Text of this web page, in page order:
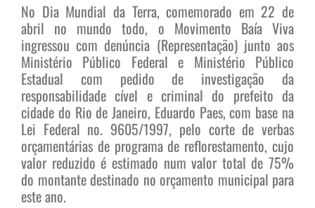
No Dia Mundial da Terra, comemorado em 22 de
abril no mundo todo, o Movimento Baía Viva
ingressou com denúncia (Representação) junto aos
Ministério Público Federal e Ministério Público
Estadual com pedido de investigação da
responsabilidade cível e criminal do prefeito da
cidade do Rio de Janeiro, Eduardo Paes, com base na
Lei Federal no. 9605/1997, pelo corte de verbas
orçamentárias de programa de reflorestamento, cujo
valor reduzido é estimado num valor total de 75%
do montante destinado no orçamento municipal para
este ano.